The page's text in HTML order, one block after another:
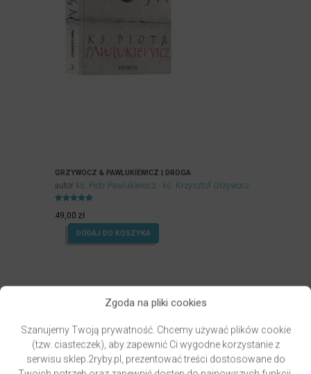
Zgoda na pliki cookies
Szanujemy Twoją prywatność. Chcemy używać plików cookie
(tzw. ciasteczek), aby zapewnić Ci wygodne korzystanie z
serwisu sklep.2ryby.pl, prezentować treści dostosowane do
GRZYWOCZ & PAWLUKIEWICZ | DROGA
autor ks. Piotr Pawlukiewicz ks. Krzysztof Grzywocz
5.00
na 5.
49,00 zł
DODAJ DO KOSZYKA